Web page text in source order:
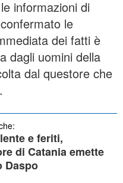
informazioni di
le
dei fatti è
dagli uomini della
dal questore che
e feriti,
di Catania emette
Daspo